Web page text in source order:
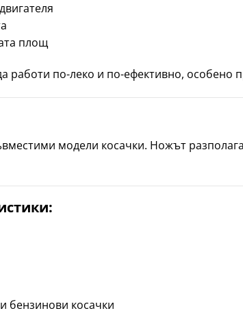
площ
работи по-леко и по-ефективно, особено
модели косачки. Ножът
бензинови косачки